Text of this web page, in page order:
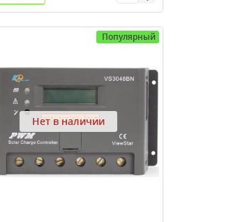
Популярный
Нет в наличии